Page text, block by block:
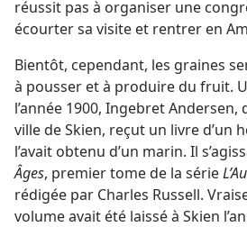
réussit pas à organiser une
écourter sa visite et rentrer en
Bientôt, cependant, les graines
à pousser et à produire du fruit.
l’année 1900, Ingebret
ville de Skien, reçut un livre d’un
l’avait obtenu d’un marin. Il
Âges, premier tome de la série
rédigée par Charles Russell.
volume avait été laissé à Skien